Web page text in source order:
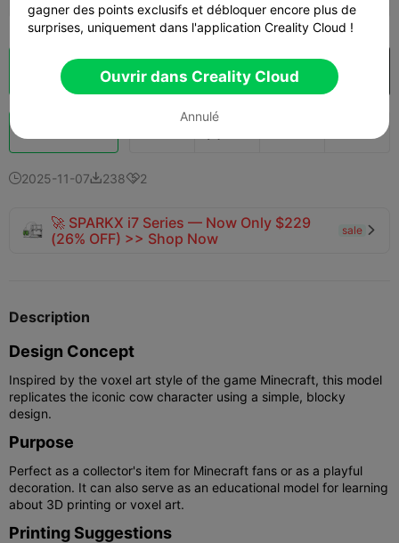
Découpes Ouvrir dans Creality Cloud
2025-11-072382
🚀 SPARKX i7 Series — Now Only $229
(26% OFF) >> Shop Now
sale 
Description
Design Concept
Inspired by the voxel art style of the game Minecraft, this model
replicates the iconic cow character using a simple, blocky
design.
Purpose
Perfect as a collector's item for Minecraft fans or as a playful
decoration. It can also serve as an educational model for learning
about 3D printing or voxel art.
Printing Suggestions
gagner des points exclusifs et débloquer encore plus de
surprises, uniquement dans l'application Creality Cloud !
Ouvrir dans Creality Cloud
Annulé